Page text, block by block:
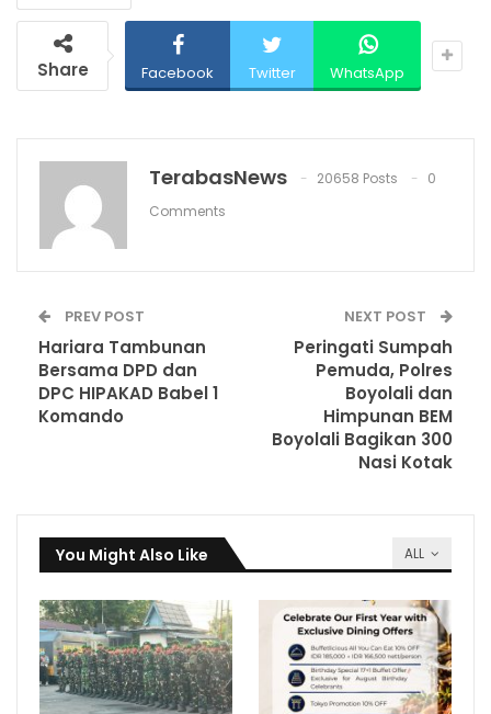
Share Facebook Twitter WhatsApp
TerabasNews 20658 Posts
0
Comments
PREV POST
Hariara Tambunan
Bersama DPD dan
DPC HIPAKAD Babel 1
Komando
NEXT POST
Peringati Sumpah
Pemuda, Polres
Boyolali dan
Himpunan BEM
Boyolali Bagikan 300
Nasi Kotak
ALL
You Might Also Like